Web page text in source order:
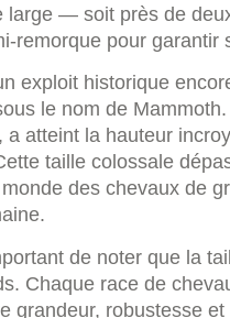
large — soit près de
remorque pour garantir
exploit historique
le nom de Mammoth.
atteint la hauteur
taille colossale
des chevaux de
de noter que la
Chaque race de
grandeur, robustesse